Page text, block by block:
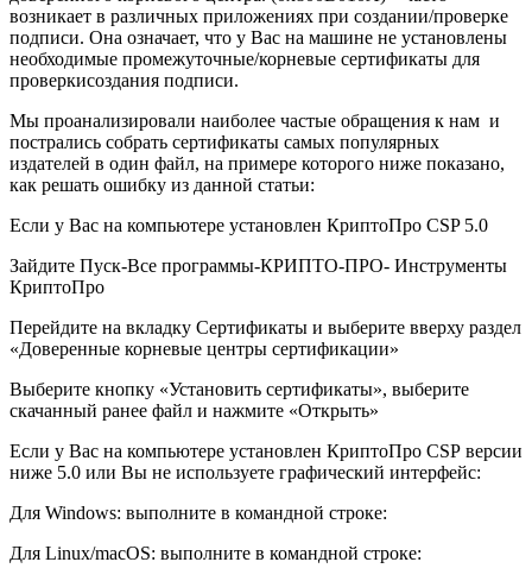
возникает в различных приложениях при создании/проверке
подписи. Она означает, что у Вас на машине не установлены
необходимые промежуточные/корневые сертификаты для
проверкисоздания подписи.
Мы проанализировали наиболее частые обращения к нам и
пострались собрать сертификаты самых популярных
издателей в один файл, на примере которого ниже показано,
как решать ошибку из данной статьи:
Если у Вас на компьютере установлен КриптоПро CSP 5.0
Зайдите Пуск-Все программы-КРИПТО-ПРО- Инструменты
КриптоПро
Перейдите на вкладку Сертификаты и выберите вверху раздел
«Доверенные корневые центры сертификации»
Выберите кнопку «Установить сертификаты», выберите
скачанный ранее файл и нажмите «Открыть»
Если у Вас на компьютере установлен КриптоПро CSP версии
ниже 5.0 или Вы не используете графический интерфейс:
Для Windows: выполните в командной строке:
Для Linux/macOS: выполните в командной строке: